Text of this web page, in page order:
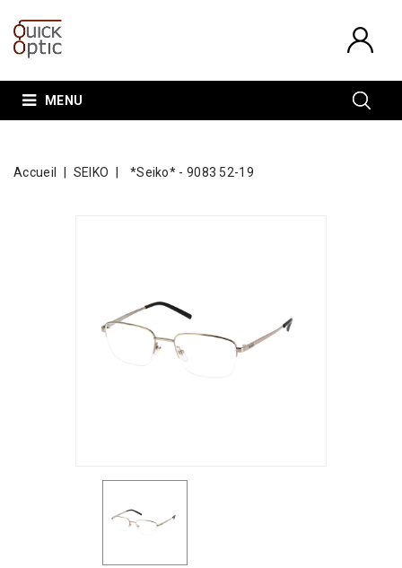
MENU
Accueil SEIKO *Seiko* - 9083 52-19